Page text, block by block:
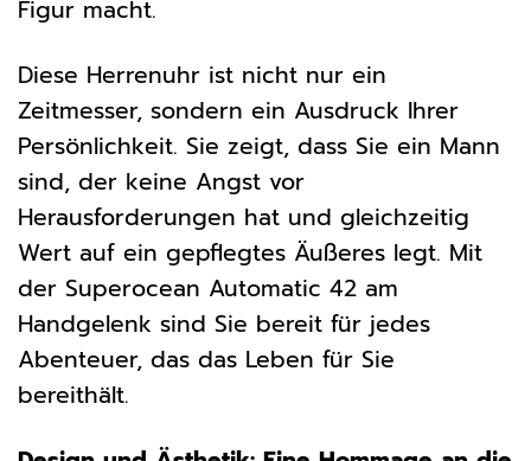
Figur macht.
Diese Herrenuhr ist nicht nur ein
Zeitmesser, sondern ein Ausdruck Ihrer
Persönlichkeit. Sie zeigt, dass Sie ein Mann
sind, der keine Angst vor
Herausforderungen hat und gleichzeitig
Wert auf ein gepflegtes Äußeres legt. Mit
der Superocean Automatic 42 am
Handgelenk sind Sie bereit für jedes
Abenteuer, das das Leben für Sie
bereithält.